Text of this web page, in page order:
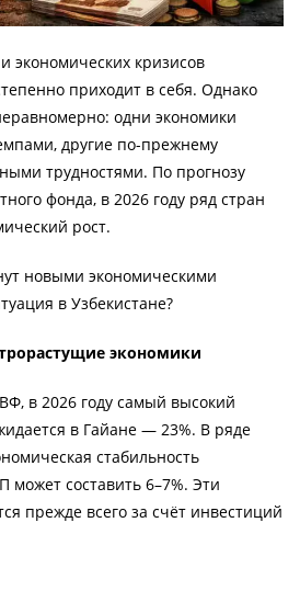
экономических кризисов
приходит в себя. Однако
одни экономики
другие по-прежнему
трудностями. По прогнозу
фонда, в 2026 году ряд стран
рост.
новыми экономическими
в Узбекистане?
экономики
в 2026 году самый высокий
в Гайане — 23%. В ряде
стабильность
может составить 6–7%. Эти
прежде всего за счёт инвестиций